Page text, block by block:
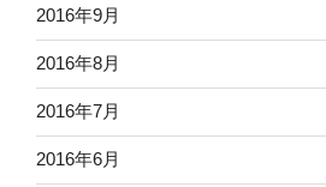
2016年9月
2016年8月
2016年7月
2016年6月